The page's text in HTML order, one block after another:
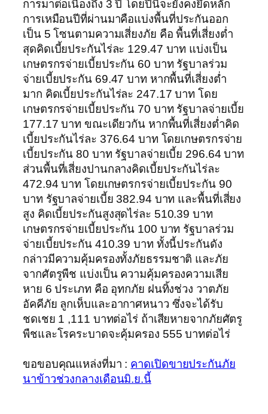
การมาต่อเนื่องถึง 3 ปี โดยปีนี้จะยังคงยึดหลัก
การเหมือนปีที่ผ่านมาคือแบ่งพื้นที่ประกันออก
เป็น 5 โซนตามความเสี่ยงภัย คือ พื้นที่เสี่ยงต่ำ
สุดคิดเบี้ยประกันไร่ละ 129.47 บาท แบ่งเป็น
เกษตรกรจ่ายเบี้ยประกัน 60 บาท รัฐบาลร่วม
จ่ายเบี้ยประกัน 69.47 บาท หากพื้นที่เสี่ยงต่ำ
มาก คิดเบี้ยประกันไร่ละ 247.17 บาท โดย
เกษตรกรจ่ายเบี้ยประกัน 70 บาท รัฐบาลจ่ายเบี้ย
177.17 บาท ขณะเดียวกัน หากพื้นที่เสี่ยงต่ำคิด
เบี้ยประกันไร่ละ 376.64 บาท โดยเกษตรกรจ่าย
เบี้ยประกัน 80 บาท รัฐบาลจ่ายเบี้ย 296.64 บาท
ส่วนพื้นที่เสี่ยงปานกลางคิดเบี้ยประกันไร่ละ
472.94 บาท โดยเกษตรกรจ่ายเบี้ยประกัน 90
บาท รัฐบาลจ่ายเบี้ย 382.94 บาท และพื้นที่เสี่ยง
สูง คิดเบี้ยประกันสูงสุดไร่ละ 510.39 บาท
เกษตรกรจ่ายเบี้ยประกัน 100 บาท รัฐบาลร่วม
จ่ายเบี้ยประกัน 410.39 บาท ทั้งนี้ประกันดัง
กล่าวมีความคุ้มครองทั้งภัยธรรมชาติ และภัย
จากศัตรูพืช แบ่งเป็น ความคุ้มครองความเสีย
หาย 6 ประเภท คือ อุทกภัย ฝนทิ้งช่วง วาตภัย
อัคคีภัย ลูกเห็บและอากาศหนาว ซึ่งจะได้รับ
ชดเชย 1 ,111 บาทต่อไร่ ถ้าเสียหายจากภัยศัตรู
พืชและโรคระบาดจะคุ้มครอง 555 บาทต่อไร่
ขอขอบคุณแหล่งที่มา : คาดเปิดขายประกันภัย
นาข้าวช่วงกลางเดือนมิ.ย.นี้